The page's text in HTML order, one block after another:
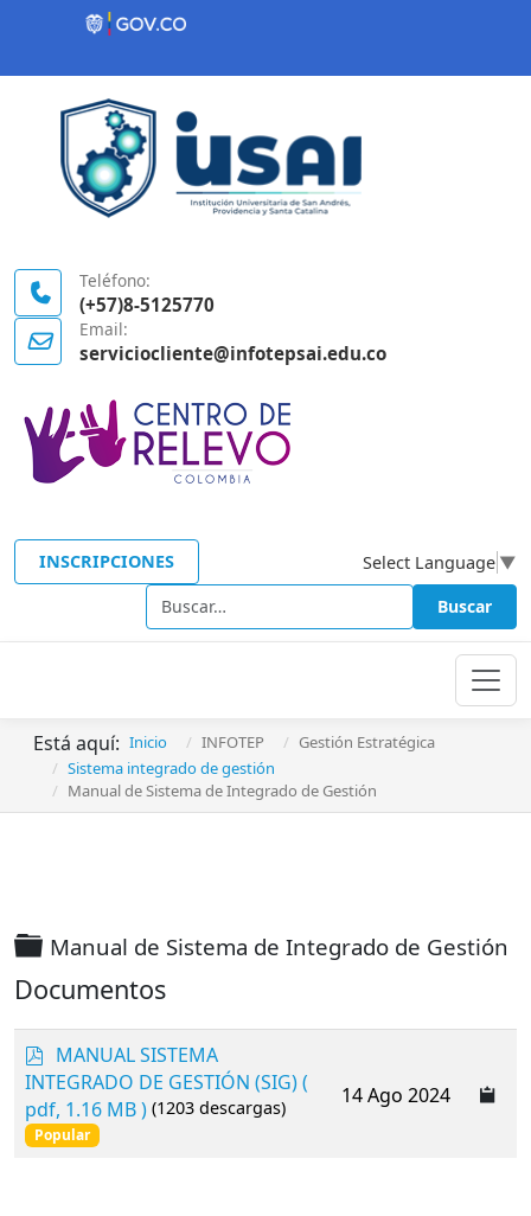
Contenido inicial
Teléfono:
(+57)8-5125770
Email:
serviciocliente@infotepsai.edu.co
INSCRIPCIONES Select Language ▼
Buscar Buscar
Está aquí: Inicio INFOTEP
Gestión Estratégica
Sistema integrado de gestión
Manual de Sistema de Integrado de Gestión
Carpeta
Manual de Sistema de Integrado de Gestión
Documentos
p
d
f
MANUAL SISTEMA
INTEGRADO DE GESTIÓN (SIG)(
pdf, 1.16 MB ) (1203 descargas)
Popular
14 Ago 2024